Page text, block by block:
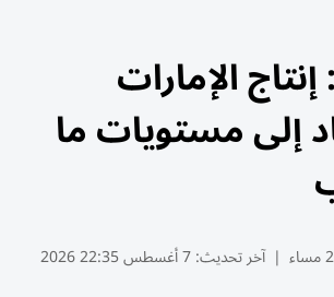
الإمارات
إلى مستويات ما
| آخر تحديث:7 أغسطس 22:35 2026